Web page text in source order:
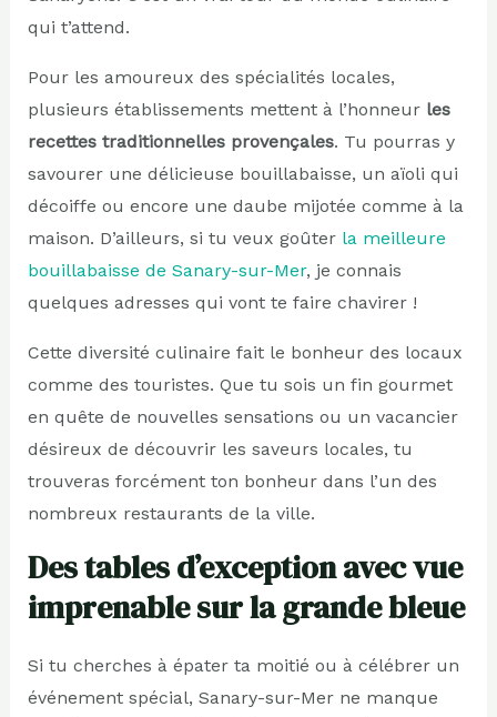
qui t’attend.
Pour les amoureux des spécialités locales,
plusieurs établissements mettent à l’honneur les
recettes traditionnelles provençales. Tu pourras y
savourer une délicieuse bouillabaisse, un aïoli qui
décoiffe ou encore une daube mijotée comme à la
maison. D’ailleurs, si tu veux goûter la meilleure
bouillabaisse de Sanary-sur-Mer, je connais
quelques adresses qui vont te faire chavirer !
Cette diversité culinaire fait le bonheur des locaux
comme des touristes. Que tu sois un fin gourmet
en quête de nouvelles sensations ou un vacancier
désireux de découvrir les saveurs locales, tu
trouveras forcément ton bonheur dans l’un des
nombreux restaurants de la ville.
Des tables d’exception avec vue
imprenable sur la grande bleue
Si tu cherches à épater ta moitié ou à célébrer un
événement spécial, Sanary-sur-Mer ne manque